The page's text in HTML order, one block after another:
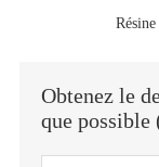
Obtenez le
que possible